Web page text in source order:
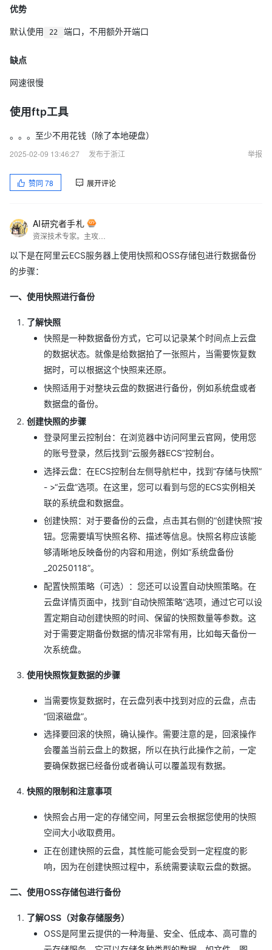
优势
默认使用 22 端口，不用额外开端口
缺点
网速很慢
使用ftp工具
。。。至少不用花钱（除了本地硬盘）
2025-02-09 13:46:27
发布于浙江 举报
赞同 78 展开评论
AI研究者手札
以下是在阿里云ECS服务器上使用快照和OSS存储包进行数据备份
的步骤：
一、使用快照进行备份
了解快照
快照是一种数据备份方式，它可以记录某个时间点上云盘
的数据状态。就像是给数据拍了一张照片，当需要恢复数
据时，可以根据这个快照来还原。
快照适用于对整块云盘的数据进行备份，例如系统盘或者
数据盘的备份。
创建快照的步骤
登录阿里云控制台：在浏览器中访问阿里云官网，使用您
的账号登录，然后找到“云服务器ECS”控制台。
选择云盘：在ECS控制台左侧导航栏中，找到“存储与快照”
- >“云盘”选项。在这里，您可以看到与您的ECS实例相关
联的系统盘和数据盘。
创建快照：对于要备份的云盘，点击其右侧的“创建快照”按
钮。您需要填写快照名称、描述等信息。快照名称应该能
够清晰地反映备份的内容和用途，例如“系统盘备份
_20250118”。
配置快照策略（可选）：您还可以设置自动快照策略。在
云盘详情页面中，找到“自动快照策略”选项，通过它可以设
置定期自动创建快照的时间、保留的快照数量等参数。这
对于需要定期备份数据的情况非常有用，比如每天备份一
次系统盘。
使用快照恢复数据的步骤
当需要恢复数据时，在云盘列表中找到对应的云盘，点击
“回滚磁盘”。
选择要回滚的快照，确认操作。需要注意的是，回滚操作
会覆盖当前云盘上的数据，所以在执行此操作之前，一定
要确保数据已经备份或者确认可以覆盖现有数据。
快照的限制和注意事项
快照会占用一定的存储空间，阿里云会根据您使用的快照
空间大小收取费用。
正在创建快照的云盘，其性能可能会受到一定程度的影
响，因为在创建快照过程中，系统需要读取云盘的数据。
二、使用OSS存储包进行备份
了解OSS（对象存储服务）
OSS是阿里云提供的一种海量、安全、低成本、高可靠的